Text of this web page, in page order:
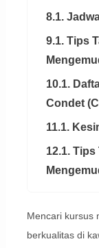
8.1.
9.1. Tips
10.1.
Condet
11.1.
12.1.
Mencari kursus
berkualitas di